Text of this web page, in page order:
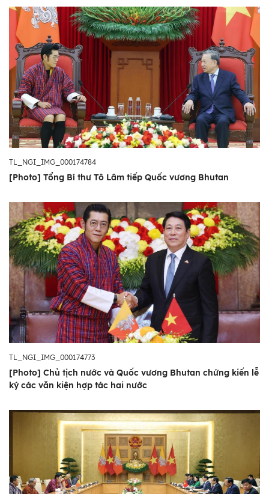
TL_NGI_IMG_000174784
[Photo] Tổng Bí thư Tô Lâm tiếp Quốc vương Bhutan
TL_NGI_IMG_000174773
[Photo] Chủ tịch nước và Quốc vương Bhutan chứng kiến lễ
ký các văn kiện hợp tác hai nước